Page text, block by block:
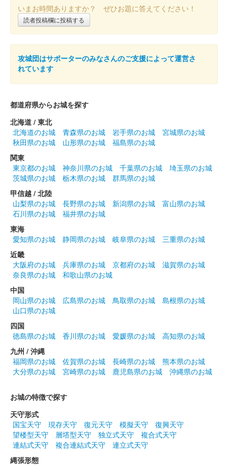
いまお時間ありますか？ ぜひお題に答えてください！
読者投稿欄に投稿する
攻城団はサポーターのみなさんのご支援によって運営さ
れています
都道府県からお城を探す
北海道 / 東北
北海道のお城
青森県のお城 岩手県のお城
宮城県のお城
秋田県のお城
山形県のお城
福島県のお城
関東
東京都のお城
神奈川県のお城 千葉県のお城
埼玉県のお城
茨城県のお城
栃木県のお城
群馬県のお城
甲信越 / 北陸
山梨県のお城
長野県のお城 新潟県のお城
富山県のお城
石川県のお城
福井県のお城
東海
愛知県のお城
静岡県のお城 岐阜県のお城
三重県のお城
近畿
大阪府のお城
兵庫県のお城 京都府のお城
滋賀県のお城
奈良県のお城
和歌山県のお城
中国
岡山県のお城
広島県のお城 鳥取県のお城
島根県のお城
山口県のお城
四国
徳島県のお城
香川県のお城 愛媛県のお城
高知県のお城
九州 / 沖縄
福岡県のお城
佐賀県のお城 長崎県のお城
熊本県のお城
大分県のお城
宮崎県のお城 鹿児島県のお城 沖縄県のお城
お城の特徴で探す
天守形式
国宝天守
現存天守 復元天守 模擬天守
復興天守
望楼型天守
層塔型天守 独立式天守
複合式天守
連結式天守
複合連結式天守
連立式天守
縄張形態